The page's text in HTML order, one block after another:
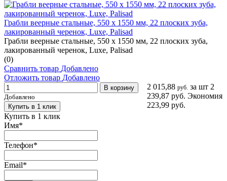
Грабли веерные стальные, 550 х 1550 мм, 22 плоских зуба,
лакированный черенок, Luxe, Palisad
Грабли веерные стальные, 550 х 1550 мм, 22 плоских зуба,
лакированный черенок, Luxe, Palisad
(0)
Сравнить товар Добавлено
Отложить товар Добавлено
2 015,88 руб. за шт 2
239,87 руб. Экономия
223,99 руб.
В корзину
Добавлено
Купить в 1 клик
Купить в 1 клик
Имя*
Телефон*
Email*